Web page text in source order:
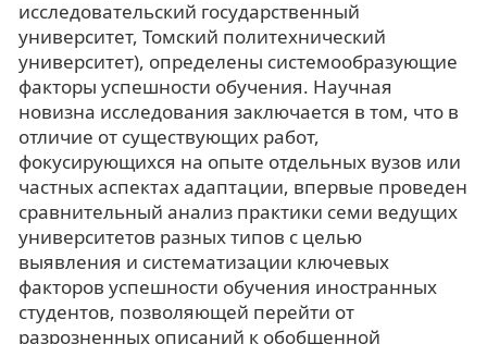
исследовательский государственный
университет, Томский политехнический
университет), определены системообразующие
факторы успешности обучения. Научная
новизна исследования заключается в том, что в
отличие от существующих работ,
фокусирующихся на опыте отдельных вузов или
частных аспектах адаптации, впервые проведен
сравнительный анализ практики семи ведущих
университетов разных типов с целью
выявления и систематизации ключевых
факторов успешности обучения иностранных
студентов, позволяющей перейти от
разрозненных описаний к обобщенной